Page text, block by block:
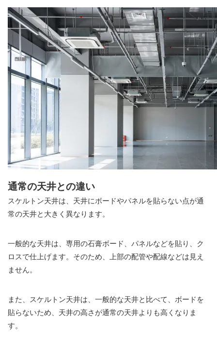
通常の天井との違い
スケルトン天井は、天井にボードやパネルを貼らない点が通
常の天井と大きく異なります。
一般的な天井は、専用の石膏ボード、パネルなどを貼り、ク
ロスで仕上げます。そのため、上部の配管や配線などは見え
ません。
また、スケルトン天井は、一般的な天井と比べて、ボードを
貼らないため、天井の高さが通常の天井よりも高くなりま
す。